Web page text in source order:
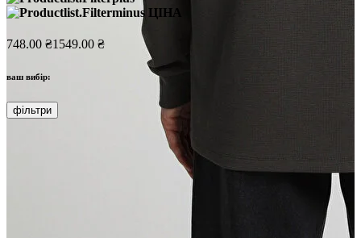
ЦІНА
748.00 ₴1549.00 ₴
ваш вибір:
фільтри